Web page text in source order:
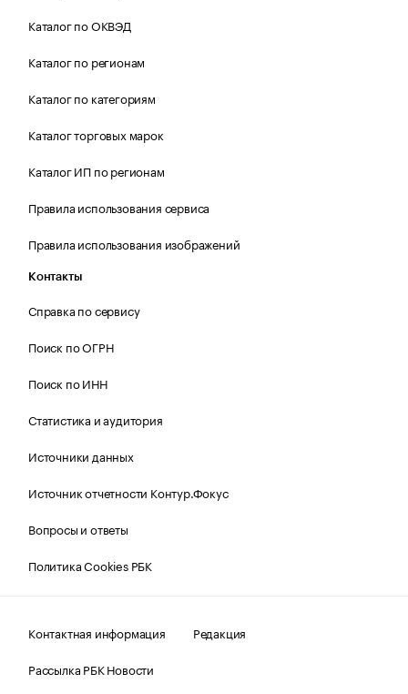
Каталог по ОКВЭД
Каталог по регионам
Каталог по категориям
Каталог торговых марок
Каталог ИП по регионам
Правила использования сервиса
Правила использования изображений
Контакты
Справка по сервису
Поиск по ОГРН
Поиск по ИНН
Статистика и аудитория
Источники данных
Источник отчетности Контур.Фокус
Вопросы и ответы
Политика Cookies РБК
Контактная информация
Редакция
Рассылка РБК Новости